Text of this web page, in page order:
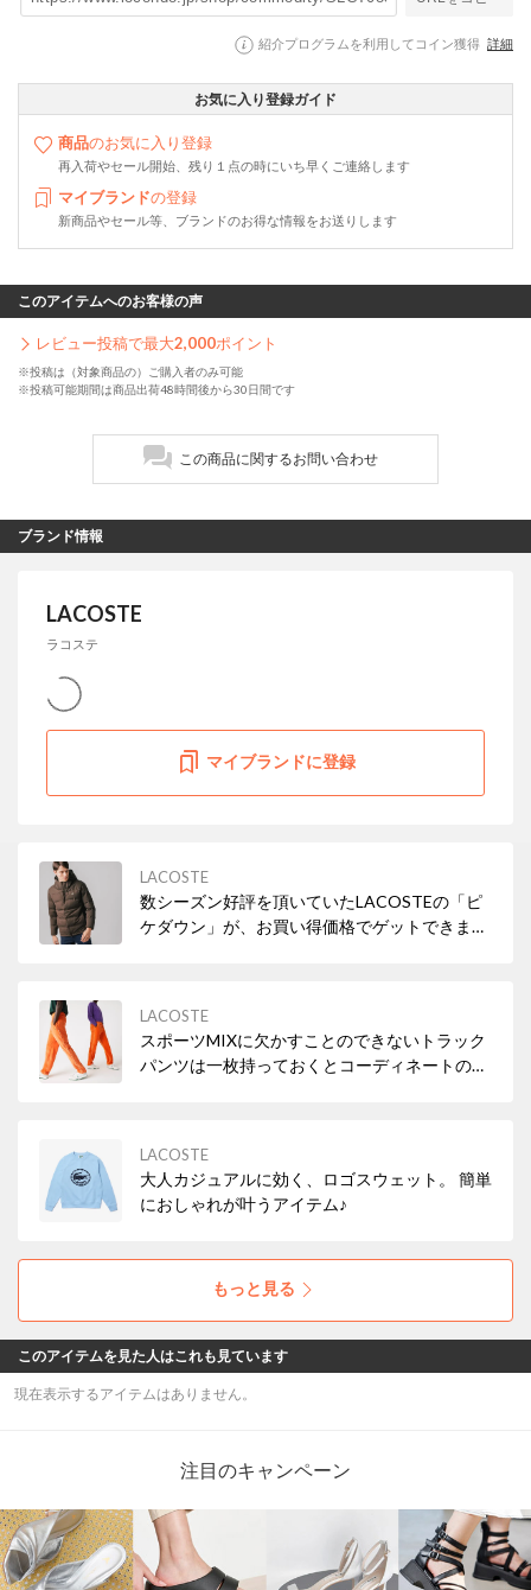
紹介プログラムを利用してコイン獲得 詳細
お気に入り登録ガイド
商品のお気に入り登録
再入荷やセール開始、残り１点の時にいち早くご連絡します
マイブランドの登録
新商品やセール等、ブランドのお得な情報をお送りします
このアイテムへのお客様の声
レビュー投稿で最大2,000ポイント
※投稿は（対象商品の）ご購入者のみ可能
※投稿可能期間は商品出荷48時間後から30日間です
この商品に関するお問い合わせ
ブランド情報
LACOSTE
ラコステ
マイブランドに登録
LACOSTE
数シーズン好評を頂いていたLACOSTEの「ピ
ケダウン」が、お買い得価格でゲットできま
LACOSTE
スポーツMIXに欠かすことのできないトラック
パンツは一枚持っておくとコーディネートの幅
LACOSTE
大人カジュアルに効く、ロゴスウェット。 簡単
におしゃれが叶うアイテム♪
もっと見る
このアイテムを見た人はこれも見ています
現在表示するアイテムはありません。
注目のキャンペーン